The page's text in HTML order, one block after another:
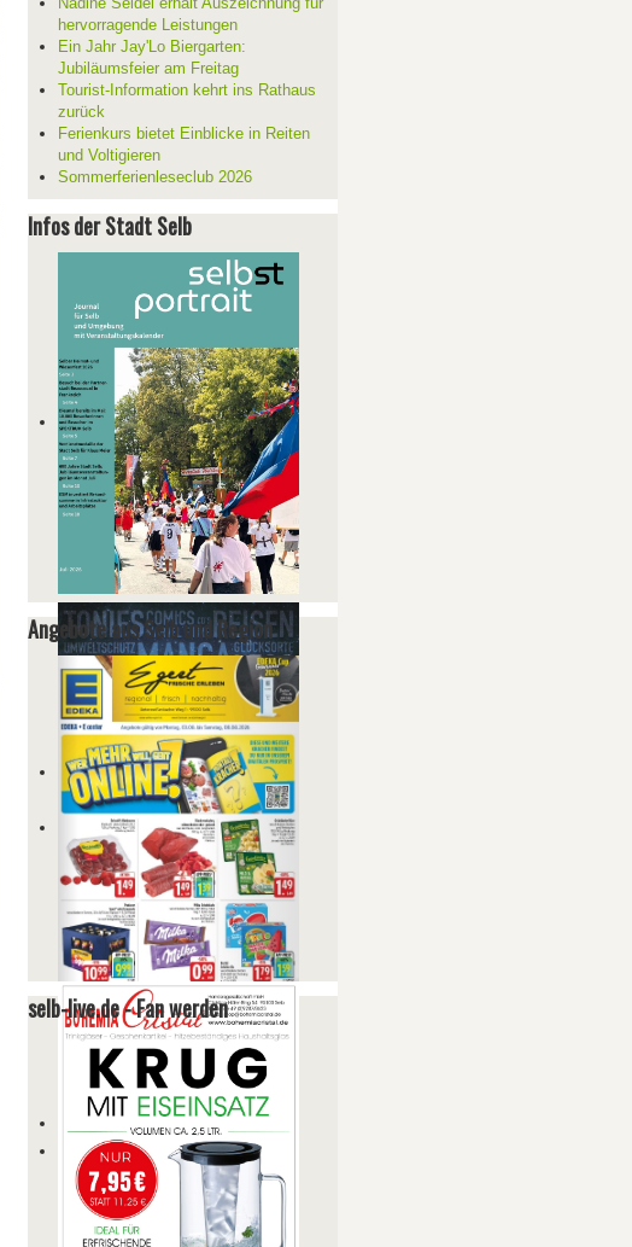
hervorragende Leistungen
Ein Jahr Jay'Lo Biergarten:
Jubiläumsfeier am Freitag
Tourist-Information kehrt ins Rathaus
zurück
Ferienkurs bietet Einblicke in Reiten
und Voltigieren
Sommerferienleseclub 2026
Infos der Stadt Selb
Angebote aus Selb und Region
selb-live.de - Fan werden